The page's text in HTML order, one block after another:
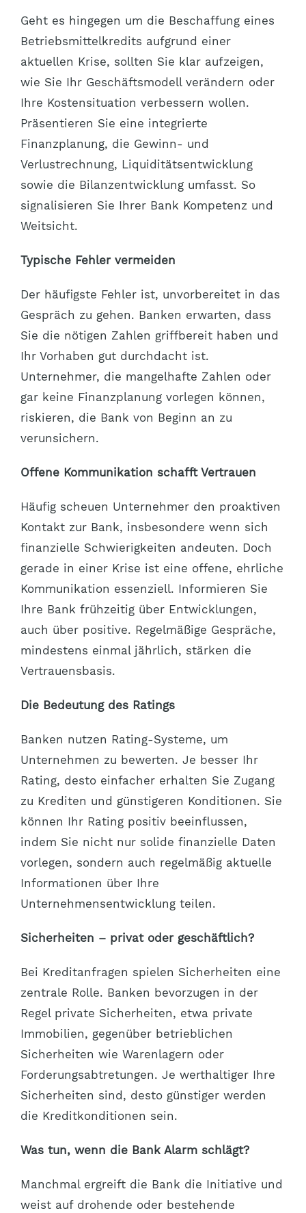
Geht es hingegen um die Beschaffung eines
Betriebsmittelkredits aufgrund einer
aktuellen Krise, sollten Sie klar aufzeigen,
wie Sie Ihr Geschäftsmodell verändern oder
Ihre Kostensituation verbessern wollen.
Präsentieren Sie eine integrierte
Finanzplanung, die Gewinn- und
Verlustrechnung, Liquiditätsentwicklung
sowie die Bilanzentwicklung umfasst. So
signalisieren Sie Ihrer Bank Kompetenz und
Weitsicht.
Typische Fehler vermeiden
Der häufigste Fehler ist, unvorbereitet in das
Gespräch zu gehen. Banken erwarten, dass
Sie die nötigen Zahlen griffbereit haben und
Ihr Vorhaben gut durchdacht ist.
Unternehmer, die mangelhafte Zahlen oder
gar keine Finanzplanung vorlegen können,
riskieren, die Bank von Beginn an zu
verunsichern.
Offene Kommunikation schafft Vertrauen
Häufig scheuen Unternehmer den proaktiven
Kontakt zur Bank, insbesondere wenn sich
finanzielle Schwierigkeiten andeuten. Doch
gerade in einer Krise ist eine offene, ehrliche
Kommunikation essenziell. Informieren Sie
Ihre Bank frühzeitig über Entwicklungen,
auch über positive. Regelmäßige Gespräche,
mindestens einmal jährlich, stärken die
Vertrauensbasis.
Die Bedeutung des Ratings
Banken nutzen Rating-Systeme, um
Unternehmen zu bewerten. Je besser Ihr
Rating, desto einfacher erhalten Sie Zugang
zu Krediten und günstigeren Konditionen. Sie
können Ihr Rating positiv beeinflussen,
indem Sie nicht nur solide finanzielle Daten
vorlegen, sondern auch regelmäßig aktuelle
Informationen über Ihre
Unternehmensentwicklung teilen.
Sicherheiten – privat oder geschäftlich?
Bei Kreditanfragen spielen Sicherheiten eine
zentrale Rolle. Banken bevorzugen in der
Regel private Sicherheiten, etwa private
Immobilien, gegenüber betrieblichen
Sicherheiten wie Warenlagern oder
Forderungsabtretungen. Je werthaltiger Ihre
Sicherheiten sind, desto günstiger werden
die Kreditkonditionen sein.
Was tun, wenn die Bank Alarm schlägt?
Manchmal ergreift die Bank die Initiative und
weist auf drohende oder bestehende